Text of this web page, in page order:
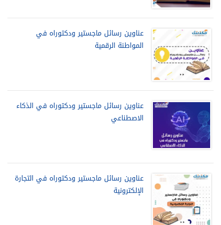
عناوين رسائل ماجستير ودكتوراه في
المواطنة الرقمية
عناوين رسائل ماجستير ودكتوراه في الذكاء
الاصطناعي
عناوين رسائل ماجستير ودكتوراه في التجارة
الإلكترونية